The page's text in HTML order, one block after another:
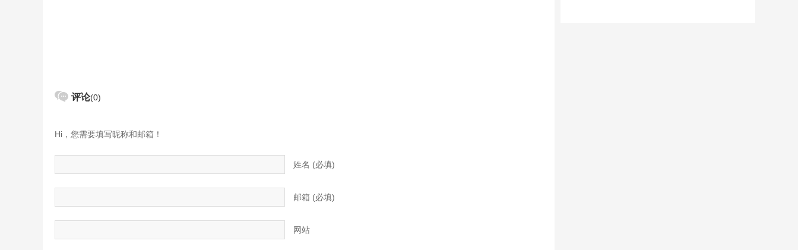
评论(0)
Hi，您需要填写昵称和邮箱！
姓名 (必填)
邮箱 (必填)
网站